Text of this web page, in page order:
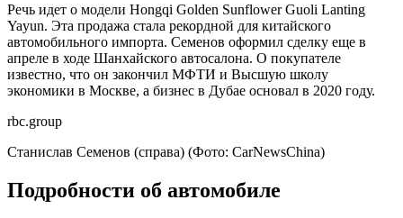
Речь идет о модели Hongqi Golden Sunflower Guoli Lanting
Yayun. Эта продажа стала рекордной для китайского
автомобильного импорта. Семенов оформил сделку еще в
апреле в ходе Шанхайского автосалона. О покупателе
известно, что он закончил МФТИ и Высшую школу
экономики в Москве, а бизнес в Дубае основал в 2020 году.
rbc.group
Станислав Семенов (справа) (Фото: CarNewsChina)
Подробности об автомобиле